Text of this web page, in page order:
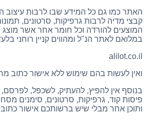
האתר כמו גם כל המידע שבו לרבות עיצוב
קבצי מדיה לרבות גרפיקות, סרטונים,
המוצעים להורדה וכל חומר אחר אשר מוצג
במלואם לאתר הנ"ל ומהווים קניין רוחני
alilot.co.il
ואין לעשות בהם שימוש ללא אישור כתוב
בנוסף אין להפיץ, להעתיק, לשכפל,
פיסות קוד, גרפיקות, סרטונים, סימנים
ותוכן אחר מבלי שיש ברשותכם אישור